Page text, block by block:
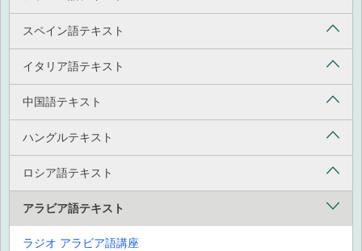
スペイン語テキスト
イタリア語テキスト
中国語テキスト
ハングルテキスト
ロシア語テキスト
アラビア語テキスト
ラジオ アラビア語講座